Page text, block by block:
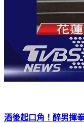
酒後起口角！醉男揮